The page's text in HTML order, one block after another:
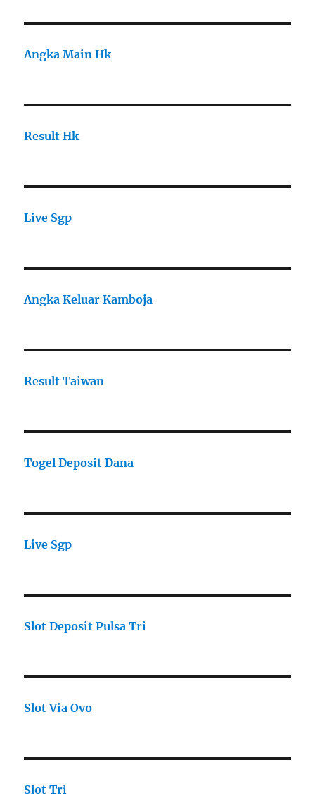
Angka Main Hk
Result Hk
Live Sgp
Angka Keluar Kamboja
Result Taiwan
Togel Deposit Dana
Live Sgp
Slot Deposit Pulsa Tri
Slot Via Ovo
Slot Tri